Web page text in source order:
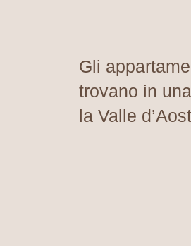
Gli
trovano in una
la Valle